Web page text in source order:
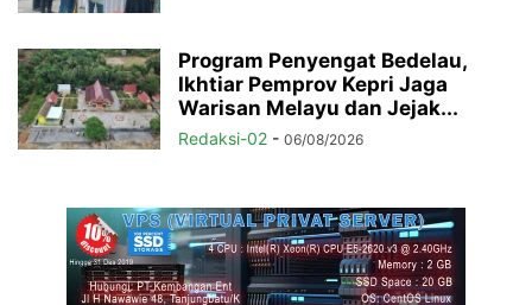
Program Penyengat Bedelau,
Ikhtiar Pemprov Kepri Jaga
Warisan Melayu dan Jejak...
Redaksi-02 - 06/08/2026